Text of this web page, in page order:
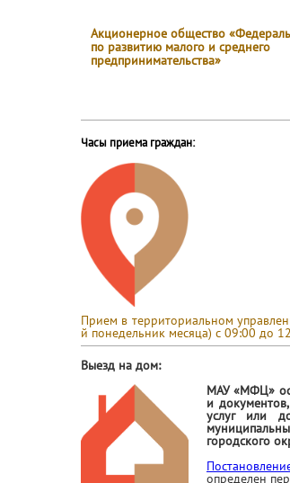
Акционерное общество
по развитию малого и среднего
предпринимательства»
Часы приема граждан:
Прием в территориальном
й понедельник месяца) с 09:00 до
Выезд на дом:
МАУ «МФЦ»
и
услуг или
городского
определен